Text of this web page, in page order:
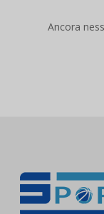
Ancora